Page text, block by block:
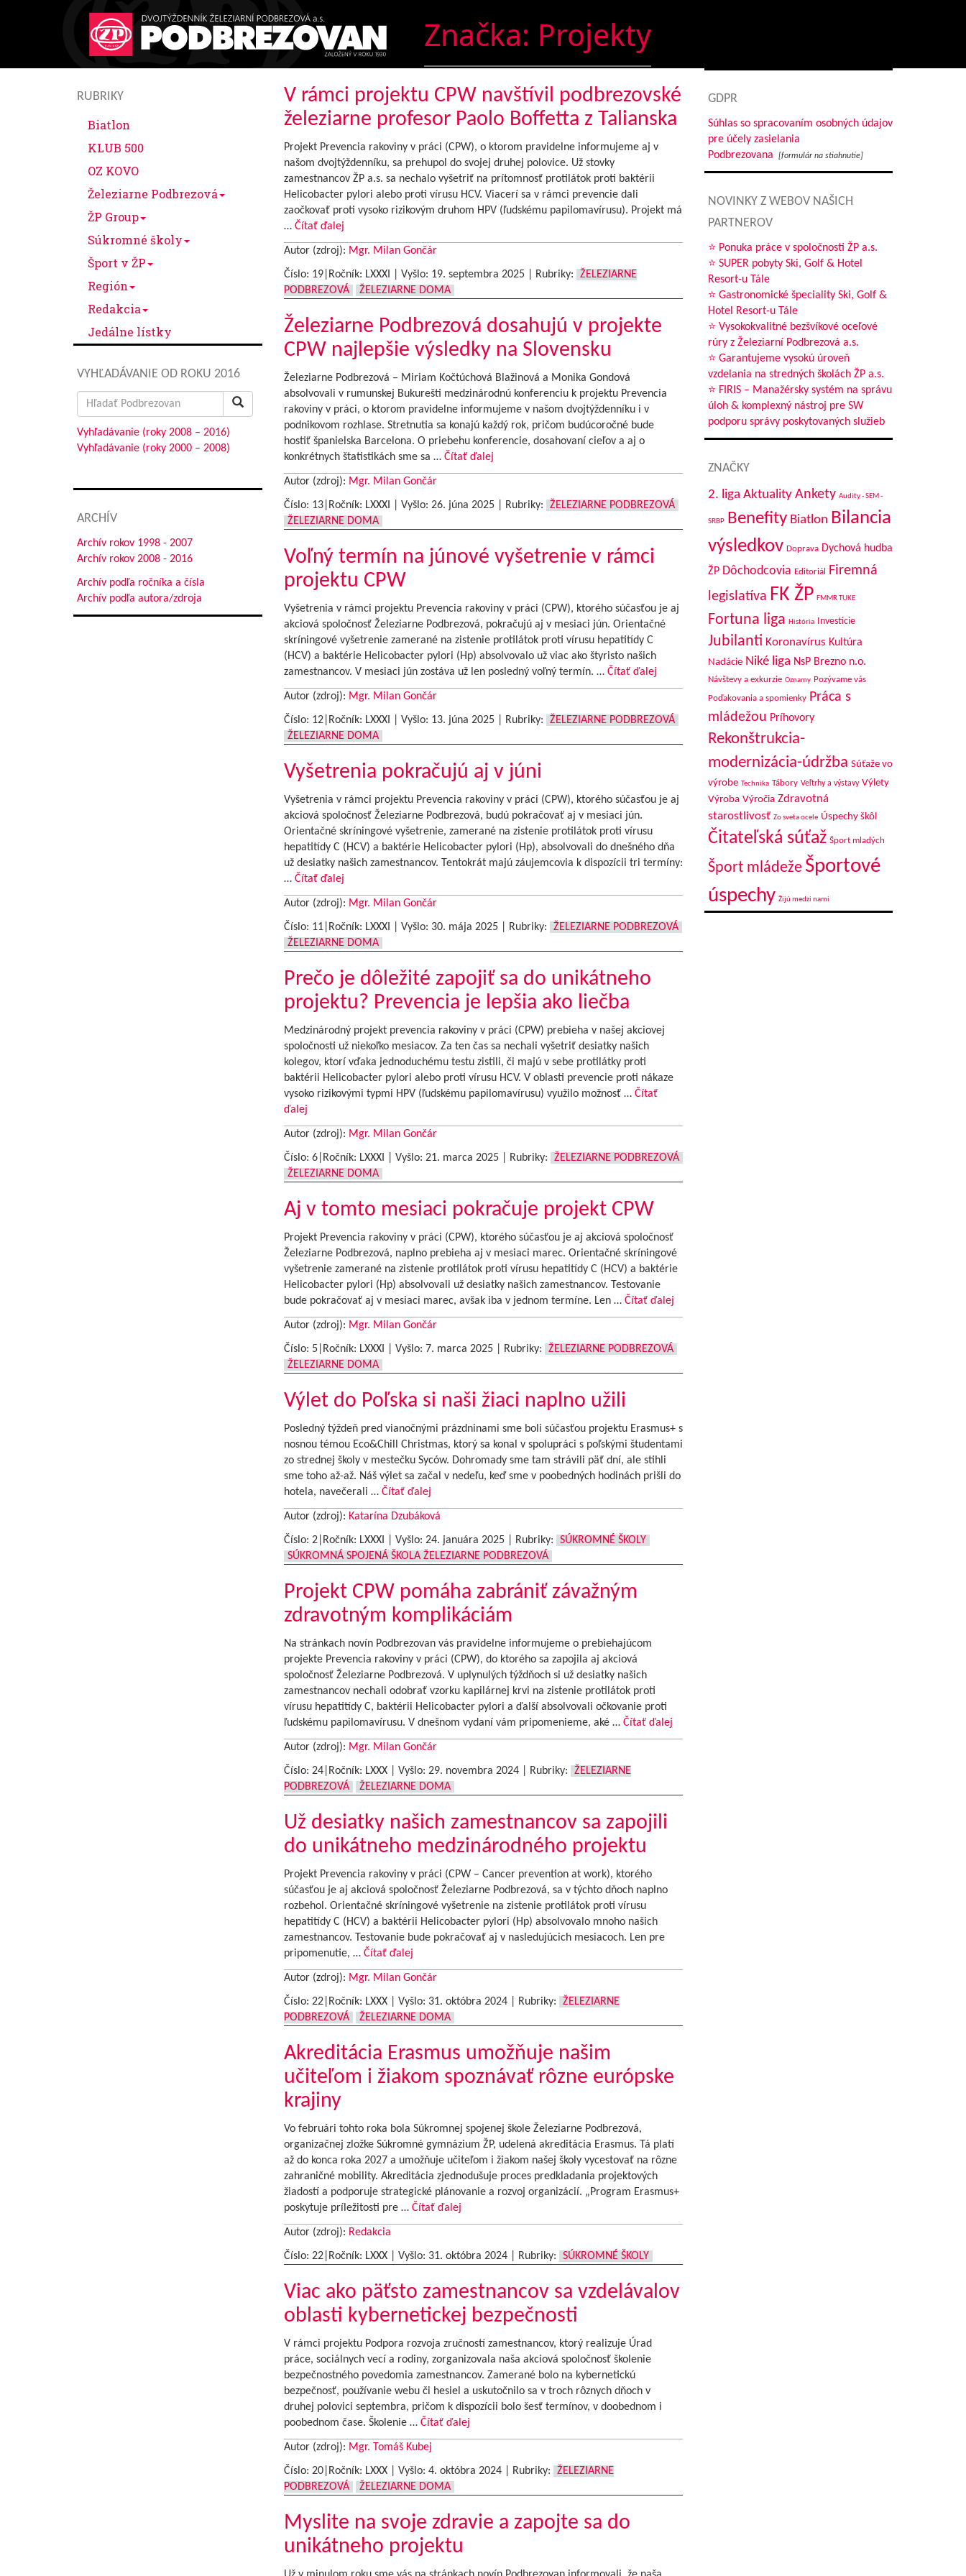
Značka: Projekty
RUBRIKY
Biatlon
KLUB 500
OZ KOVO
Železiarne Podbrezová
ŽP Group
Súkromné školy
Šport v ŽP
Región
Redakcia
Jedálne lístky
VYHĽADÁVANIE OD ROKU 2016
Search
for:
Vyhľadávanie (roky 2008 – 2016)
Vyhľadávanie (roky 2000 – 2008)
ARCHÍV
Archív rokov 1998 - 2007
Archív rokov 2008 - 2016
Archív podľa ročníka a čísla
Archív podľa autora/zdroja
V rámci projektu CPW navštívil podbrezovské
železiarne profesor Paolo Boffetta z Talianska
Projekt Prevencia rakoviny v práci (CPW), o ktorom pravidelne informujeme aj v
našom dvojtýždenníku, sa prehupol do svojej druhej polovice. Už stovky
zamestnancov ŽP a.s. sa nechalo vyšetriť na prítomnosť protilátok proti baktérii
Helicobacter pylori alebo proti vírusu HCV. Viacerí sa v rámci prevencie dali
zaočkovať proti vysoko rizikovým druhom HPV (ľudskému papilomavírusu). Projekt má
… Čítať ďalej
Autor (zdroj): Mgr. Milan Gončár
Číslo: 19|Ročník: LXXXI | Vyšlo: 19. septembra 2025| Rubriky:
ŽELEZIARNE
PODBREZOVÁ
ŽELEZIARNE DOMA
Železiarne Podbrezová dosahujú v projekte
CPW najlepšie výsledky na Slovensku
Železiarne Podbrezová – Miriam Kočtúchová Blažinová a Monika Gondová
absolvovali v rumunskej Bukurešti medzinárodnú konferenciu k projektu Prevencia
rakoviny v práci, o ktorom pravidelne informujeme v našom dvojtýždenníku i v
podnikovom rozhlase. Stretnutia sa konajú každý rok, pričom budúcoročné bude
hostiť španielska Barcelona. O priebehu konferencie, dosahovaní cieľov a aj o
konkrétnych štatistikách sme sa … Čítať ďalej
Autor (zdroj): Mgr. Milan Gončár
Číslo: 13|Ročník: LXXXI | Vyšlo: 26. júna 2025| Rubriky:
ŽELEZIARNE PODBREZOVÁ
ŽELEZIARNE DOMA
Voľný termín na júnové vyšetrenie v rámci
projektu CPW
Vyšetrenia v rámci projektu Prevencia rakoviny v práci (CPW), ktorého súčasťou je aj
akciová spoločnosť Železiarne Podbrezová, pokračujú aj v mesiaci jún. Orientačné
skríningové vyšetrenie zamerané na zistenie protilátok proti vírusu hepatitídy C
(HCV) a baktérie Helicobacter pylori (Hp) absolvovalo už viac ako štyristo našich
zamestnancov. V mesiaci jún zostáva už len posledný voľný termín. … Čítať ďalej
Autor (zdroj): Mgr. Milan Gončár
Číslo: 12|Ročník: LXXXI | Vyšlo: 13. júna 2025| Rubriky:
ŽELEZIARNE PODBREZOVÁ
ŽELEZIARNE DOMA
Vyšetrenia pokračujú aj v júni
Vyšetrenia v rámci projektu Prevencia rakoviny v práci (CPW), ktorého súčasťou je aj
akciová spoločnosť Železiarne Podbrezová, budú pokračovať aj v mesiaci jún.
Orientačné skríningové vyšetrenie, zamerané na zistenie protilátok proti vírusu
hepatitídy C (HCV) a baktérie Helicobacter pylori (Hp), absolvovali do dnešného dňa
už desiatky našich zamestnancov. Tentokrát majú záujemcovia k dispozícii tri termíny:
… Čítať ďalej
Autor (zdroj): Mgr. Milan Gončár
Číslo: 11|Ročník: LXXXI | Vyšlo: 30. mája 2025| Rubriky:
ŽELEZIARNE PODBREZOVÁ
ŽELEZIARNE DOMA
Prečo je dôležité zapojiť sa do unikátneho
projektu? Prevencia je lepšia ako liečba
Medzinárodný projekt prevencia rakoviny v práci (CPW) prebieha v našej akciovej
spoločnosti už niekoľko mesiacov. Za ten čas sa nechali vyšetriť desiatky našich
kolegov, ktorí vďaka jednoduchému testu zistili, či majú v sebe protilátky proti
baktérii Helicobacter pylori alebo proti vírusu HCV. V oblasti prevencie proti nákaze
vysoko rizikovými typmi HPV (ľudskému papilomavírusu) využilo možnosť … Čítať
ďalej
Autor (zdroj): Mgr. Milan Gončár
Číslo: 6|Ročník: LXXXI | Vyšlo: 21. marca 2025| Rubriky:
ŽELEZIARNE PODBREZOVÁ
ŽELEZIARNE DOMA
Aj v tomto mesiaci pokračuje projekt CPW
Projekt Prevencia rakoviny v práci (CPW), ktorého súčasťou je aj akciová spoločnosť
Železiarne Podbrezová, naplno prebieha aj v mesiaci marec. Orientačné skríningové
vyšetrenie zamerané na zistenie protilátok proti vírusu hepatitídy C (HCV) a baktérie
Helicobacter pylori (Hp) absolvovali už desiatky našich zamestnancov. Testovanie
bude pokračovať aj v mesiaci marec, avšak iba v jednom termíne. Len … Čítať ďalej
Autor (zdroj): Mgr. Milan Gončár
Číslo: 5|Ročník: LXXXI | Vyšlo: 7. marca 2025| Rubriky:
ŽELEZIARNE PODBREZOVÁ
ŽELEZIARNE DOMA
Výlet do Poľska si naši žiaci naplno užili
Posledný týždeň pred vianočnými prázdninami sme boli súčasťou projektu Erasmus+ s
nosnou témou Eco&Chill Christmas, ktorý sa konal v spolupráci s poľskými študentami
zo strednej školy v mestečku Syców. Dohromady sme tam strávili päť dní, ale stihli
sme toho až-až. Náš výlet sa začal v nedeľu, keď sme v poobedných hodinách prišli do
hotela, navečerali … Čítať ďalej
Autor (zdroj): Katarína Dzubáková
Číslo: 2|Ročník: LXXXI | Vyšlo: 24. januára 2025| Rubriky:
SÚKROMNÉ ŠKOLY
SÚKROMNÁ SPOJENÁ ŠKOLA ŽELEZIARNE PODBREZOVÁ
Projekt CPW pomáha zabrániť závažným
zdravotným komplikáciám
Na stránkach novín Podbrezovan vás pravidelne informujeme o prebiehajúcom
projekte Prevencia rakoviny v práci (CPW), do ktorého sa zapojila aj akciová
spoločnosť Železiarne Podbrezová. V uplynulých týždňoch si už desiatky našich
zamestnancov nechali odobrať vzorku kapilárnej krvi na zistenie protilátok proti
vírusu hepatitídy C, baktérii Helicobacter pylori a ďalší absolvovali očkovanie proti
ľudskému papilomavírusu. V dnešnom vydaní vám pripomenieme, aké … Čítať ďalej
Autor (zdroj): Mgr. Milan Gončár
Číslo: 24|Ročník: LXXX | Vyšlo: 29. novembra 2024| Rubriky:
ŽELEZIARNE
PODBREZOVÁ
ŽELEZIARNE DOMA
Už desiatky našich zamestnancov sa zapojili
do unikátneho medzinárodného projektu
Projekt Prevencia rakoviny v práci (CPW – Cancer prevention at work), ktorého
súčasťou je aj akciová spoločnosť Železiarne Podbrezová, sa v týchto dňoch naplno
rozbehol. Orientačné skríningové vyšetrenie na zistenie protilátok proti vírusu
hepatitídy C (HCV) a baktérii Helicobacter pylori (Hp) absolvovalo mnoho našich
zamestnancov. Testovanie bude pokračovať aj v nasledujúcich mesiacoch. Len pre
pripomenutie, … Čítať ďalej
Autor (zdroj): Mgr. Milan Gončár
Číslo: 22|Ročník: LXXX | Vyšlo: 31. októbra 2024| Rubriky:
ŽELEZIARNE
PODBREZOVÁ
ŽELEZIARNE DOMA
Akreditácia Erasmus umožňuje našim
učiteľom i žiakom spoznávať rôzne európske
krajiny
Vo februári tohto roka bola Súkromnej spojenej škole Železiarne Podbrezová,
organizačnej zložke Súkromné gymnázium ŽP, udelená akreditácia Erasmus. Tá platí
až do konca roka 2027 a umožňuje učiteľom i žiakom našej školy vycestovať na rôzne
zahraničné mobility. Akreditácia zjednodušuje proces predkladania projektových
žiadostí a podporuje strategické plánovanie a rozvoj organizácií. „Program Erasmus+
poskytuje príležitosti pre … Čítať ďalej
Autor (zdroj): Redakcia
Číslo: 22|Ročník: LXXX | Vyšlo: 31. októbra 2024| Rubriky: SÚKROMNÉ ŠKOLY
Viac ako päťsto zamestnancov sa vzdelávalov
oblasti kybernetickej bezpečnosti
V rámci projektu Podpora rozvoja zručností zamestnancov, ktorý realizuje Úrad
práce, sociálnych vecí a rodiny, zorganizovala naša akciová spoločnosť školenie
bezpečnostného povedomia zamestnancov. Zamerané bolo na kybernetickú
bezpečnosť, používanie webu či hesiel a uskutočnilo sa v troch rôznych dňoch v
druhej polovici septembra, pričom k dispozícii bolo šesť termínov, v doobednom i
poobednom čase. Školenie … Čítať ďalej
Autor (zdroj): Mgr. Tomáš Kubej
Číslo: 20|Ročník: LXXX | Vyšlo: 4. októbra 2024| Rubriky:
ŽELEZIARNE
PODBREZOVÁ
ŽELEZIARNE DOMA
Myslite na svoje zdravie a zapojte sa do
unikátneho projektu
GDPR
Súhlas so spracovaním osobných údajov
pre účely zasielania
Podbrezovana
[formulár na stiahnutie]
NOVINKY Z WEBOV NAŠICH
PARTNEROV
⭐ Ponuka práce v spoločnosti ŽP a.s.
⭐ SUPER pobyty Ski, Golf & Hotel
Resort-u Tále
⭐ Gastronomické špeciality Ski, Golf &
Hotel Resort-u Tále
⭐ Vysokokvalitné bezšvíkové oceľové
rúry z Železiarní Podbrezová a.s.
⭐ Garantujeme vysokú úroveň
vzdelania na stredných školách ŽP a.s.
⭐ FIRIS – Manažérsky systém na správu
úloh & komplexný nástroj pre SW
podporu správy poskytovaných služieb
ZNAČKY
2. liga Aktuality Ankety Audity - SEM -
SRBP Benefity Biatlon Bilancia
výsledkov Doprava Dychová hudba
ŽP Dôchodcovia Editoriál
Firemná
legislatíva FK ŽP FMMR TUKE
Fortuna liga História Investície
Jubilanti Koronavírus Kultúra
Nadácie Niké liga NsP Brezno n.o.
Návštevy a exkurzie Oznamy Pozývame vás
Poďakovania a spomienky Práca s
mládežou Príhovory
Rekonštrukcia-
modernizácia-údržba Súťaže vo
výrobe Technika Tábory Veľtrhy a výstavy Výlety
Výroba Výročia Zdravotná
starostlivosť Zo sveta ocele Úspechy škôl
Čitateľská súťaž Šport mladých
Šport mládeže Športové
úspechy Žijú medzi nami